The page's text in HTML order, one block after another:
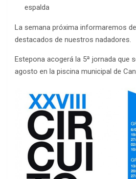
espalda
La semana próxima informaremos
destacados de nuestros nadadores.
Estepona acogerá la 5ª jornada que
agosto en la piscina municipal de